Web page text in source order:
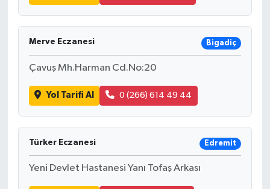
Merve Eczanesi Bigadiç
Çavuş Mh.Harman Cd.No:20
Yol Tarifi Al 0 (266) 614 49 44
Türker Eczanesi Edremit
Yeni Devlet Hastanesi Yanı Tofaş Arkası